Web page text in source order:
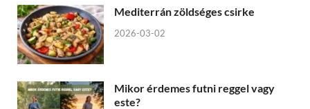
Mediterrán zöldséges csirke
2026-03-02
Mikor érdemes futni reggel vagy
este?